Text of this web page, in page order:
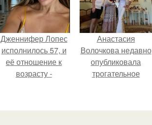
Дженнифер Лопес
исполнилось 57, и
её отношение к
возрасту -
уверенности: "не
Анастасия
Волочкова недавно
опубликовала
трогательное
которой она